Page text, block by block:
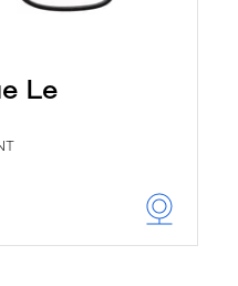
Le